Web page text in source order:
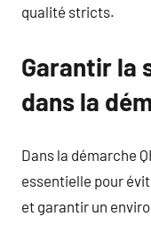
qualité stricts.
Garantir la
dans la
Dans la démarche
essentielle pour
et garantir un